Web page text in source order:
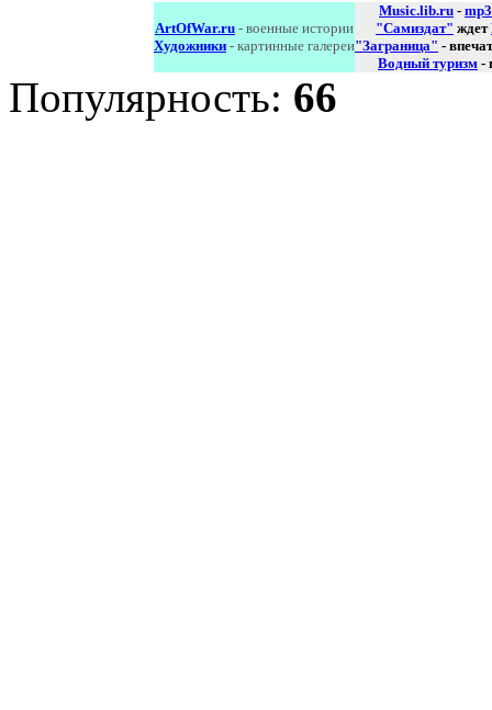
ArtOfWar.ru - военные истории
Художники - картинные галереи
Music.lib.ru - mp3
"Самиздат" ждет
"Заграница" -
Водный туризм -
Популярность: 66